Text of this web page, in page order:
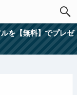
を【無料】でプレゼ